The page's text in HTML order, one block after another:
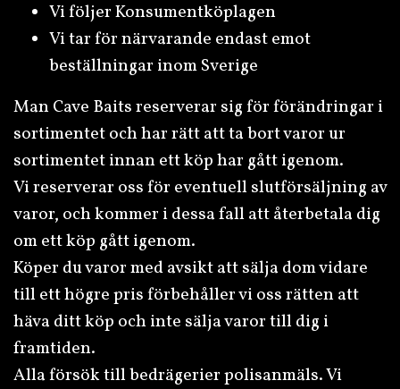
Vi följer Konsumentköplagen
Vi tar för närvarande endast emot
beställningar inom Sverige
Man Cave Baits reserverar sig för förändringar i
sortimentet och har rätt att ta bort varor ur
sortimentet innan ett köp har gått igenom.
Vi reserverar oss för eventuell slutförsäljning av
varor, och kommer i dessa fall att återbetala dig
om ett köp gått igenom.
Köper du varor med avsikt att sälja dom vidare
till ett högre pris förbehåller vi oss rätten att
häva ditt köp och inte sälja varor till dig i
framtiden.
Alla försök till bedrägerier polisanmäls. Vi